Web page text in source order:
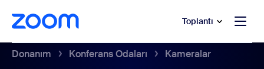
içeriğe atla
yardımına atla Toplantı
Donanım Konferans Odaları Kameralar